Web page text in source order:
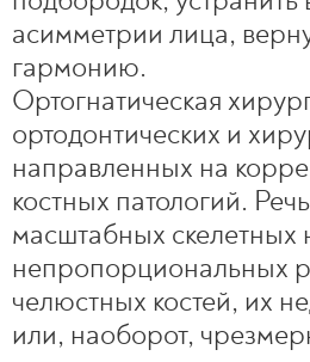
асимметрии лица,
гармонию.
Ортогнатическая
ортодонтических и
направленных на
костных патологий.
масштабных скелетных
непропорциональных
челюстных костей, их
или, наоборот,